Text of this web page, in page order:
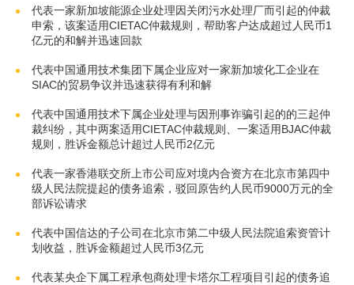
代表一家新加坡能源企业处理因关闭污水处理厂而引起的仲裁
申索，该案适用CIETAC仲裁规则，帮助客户达成超过人民币1
亿元的和解并迅速回款
代表中国通用技术集团下属企业应对一家新加坡化工企业在
SIAC的贸易争议并迅速获得有利和解
代表中国通用技术下属企业处理与因刑事诈骗引起的的三起仲
裁纠纷，其中两案适用CIETAC仲裁规则、一案适用BJAC仲裁
规则，胜诉金额总计超过人民币2亿元
代表一家香港联交所上市公司应对境内合资方在北京市第四中
级人民法院提起的债务追索，驳回原告约人民币9000万元的全
部诉讼请求
代表中国信达的子公司在北京市第二中级人民法院追索资管计
划收益，胜诉金额超过人民币3亿元
代表某央企下属工程承包商处理卡塔尔工程项目引起的债务追